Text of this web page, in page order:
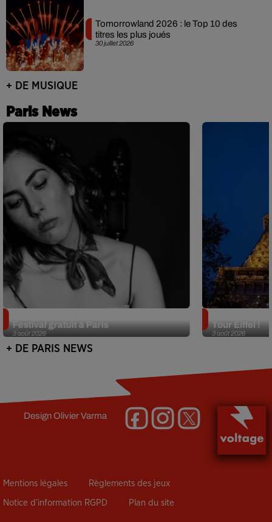
30 juillet 2026
Tomorrowland 2026 : le Top 10 des
titres les plus joués
+ DE MUSIQUE
Paris News
3 août 2026
Festival gratuit à Paris
3 août 2026
Tour Eiffel !
+ DE PARIS NEWS
DesignOlivier Varma
Mentions légales Règlements des jeux
Notice d’information RGPD Plan du site